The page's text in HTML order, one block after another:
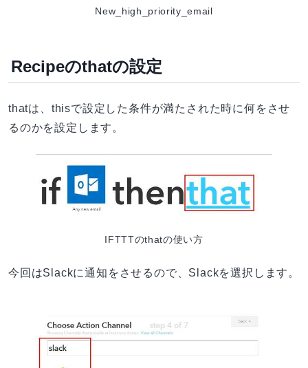
New_high_priority_email
Recipeのthatの設定
thatは、thisで設定した条件が満たされた時に何をさせ
るのかを設定します。
IFTTTのthatの使い方
今回はSlackに通知をさせるので、Slackを選択します。